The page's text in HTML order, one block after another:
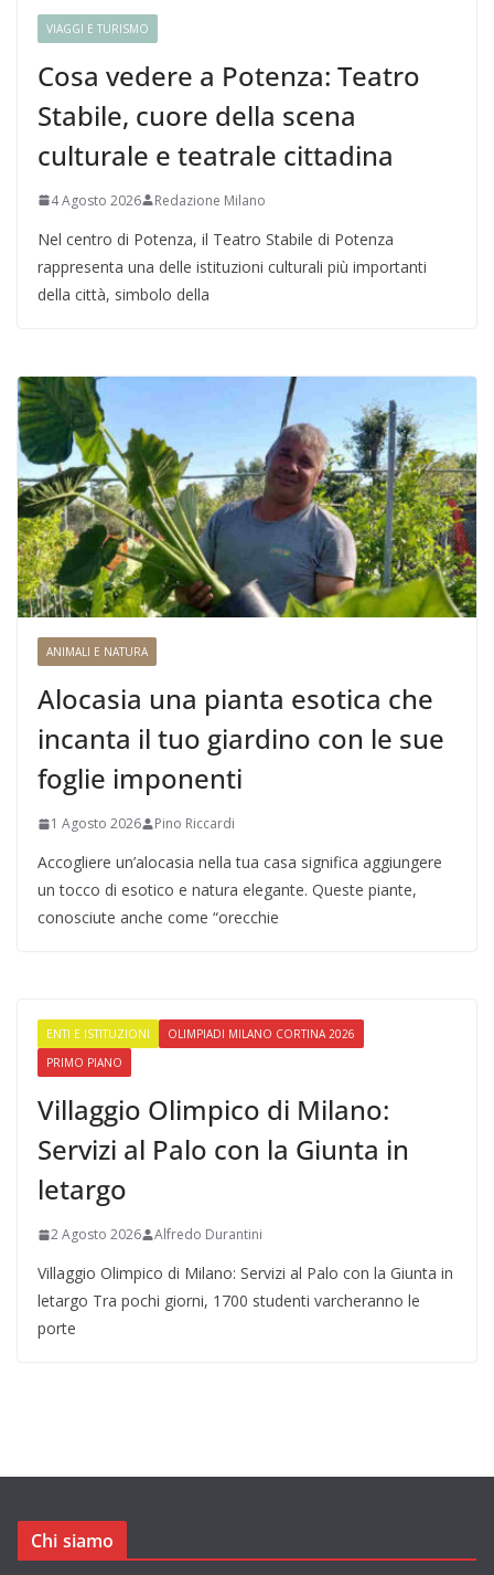
VIAGGI E TURISMO
Cosa vedere a Potenza: Teatro
Stabile, cuore della scena
culturale e teatrale cittadina
4 Agosto 2026 Redazione Milano
Nel centro di Potenza, il Teatro Stabile di Potenza
rappresenta una delle istituzioni culturali più importanti
della città, simbolo della
ANIMALI E NATURA
Alocasia una pianta esotica che
incanta il tuo giardino con le sue
foglie imponenti
1 Agosto 2026 Pino Riccardi
Accogliere un’alocasia nella tua casa significa aggiungere
un tocco di esotico e natura elegante. Queste piante,
conosciute anche come “orecchie
ENTI E ISTITUZIONI
OLIMPIADI MILANO CORTINA 2026
PRIMO PIANO
Villaggio Olimpico di Milano:
Servizi al Palo con la Giunta in
letargo
2 Agosto 2026 Alfredo Durantini
Villaggio Olimpico di Milano: Servizi al Palo con la Giunta in
letargo Tra pochi giorni, 1700 studenti varcheranno le
porte
Chi siamo